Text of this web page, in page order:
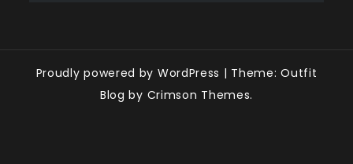
Proudly powered by WordPress | Theme: Outfit
Blog by Crimson Themes.